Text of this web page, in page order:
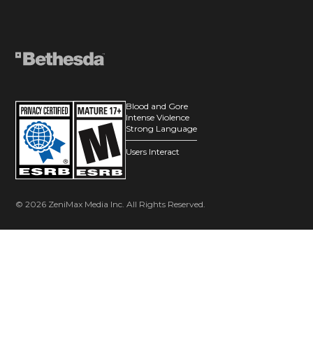
Blood and Gore
Intense Violence
Strong Language
Users Interact
© 2026 ZeniMax Media Inc. All Rights Reserved.